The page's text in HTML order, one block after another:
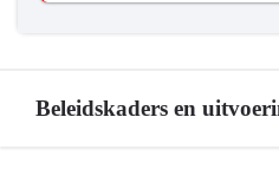
Beleidskaders en